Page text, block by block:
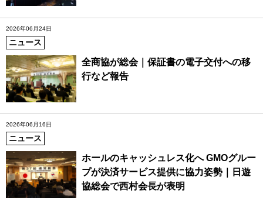
2026年06月24日
ニュース
全商協が総会｜保証書の電子交付への移
行など報告
2026年06月16日
ニュース
ホールのキャッシュレス化へ GMOグルー
プが決済サービス提供に協力姿勢｜日遊
協総会で西村会長が表明